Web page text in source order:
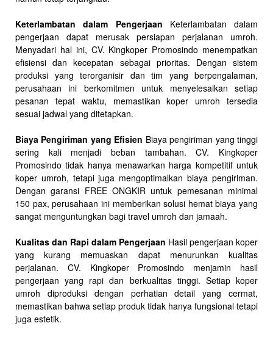
Keterlambatan dalam Pengerjaan Keterlambatan dalam
pengerjaan dapat merusak persiapan perjalanan umroh.
Menyadari hal ini, CV. Kingkoper Promosindo menempatkan
efisiensi dan kecepatan sebagai prioritas. Dengan sistem
produksi yang terorganisir dan tim yang berpengalaman,
perusahaan ini berkomitmen untuk menyelesaikan setiap
pesanan tepat waktu, memastikan koper umroh tersedia
sesuai jadwal yang ditetapkan.
Biaya Pengiriman yang Efisien Biaya pengiriman yang tinggi
sering kali menjadi beban tambahan. CV. Kingkoper
Promosindo tidak hanya menawarkan harga kompetitif untuk
koper umroh, tetapi juga mengoptimalkan biaya pengiriman.
Dengan garansi FREE ONGKIR untuk pemesanan minimal
150 pax, perusahaan ini memberikan solusi hemat biaya yang
sangat menguntungkan bagi travel umroh dan jamaah.
Kualitas dan Rapi dalam Pengerjaan Hasil pengerjaan koper
yang kurang memuaskan dapat menurunkan kualitas
perjalanan. CV. Kingkoper Promosindo menjamin hasil
pengerjaan yang rapi dan berkualitas tinggi. Setiap koper
umroh diproduksi dengan perhatian detail yang cermat,
memastikan bahwa setiap produk tidak hanya fungsional tetapi
juga estetik.